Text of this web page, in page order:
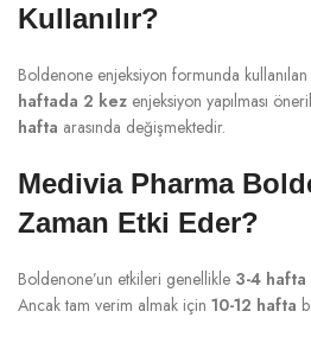
Kullanılır?
Boldenone enjeksiyon formunda
haftada 2 kez enjeksiyon yapılması
hafta arasında değişmektedir.
Medivia Pharma
Zaman Etki Eder?
Boldenone’un etkileri genellikle 3-4
Ancak tam verim almak için 10-12 hafta